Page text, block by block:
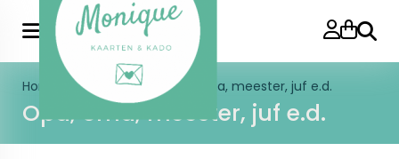
Home Enkele kaart Opa, oma, meester, juf e.d.
Opa, oma, meester, juf e.d.